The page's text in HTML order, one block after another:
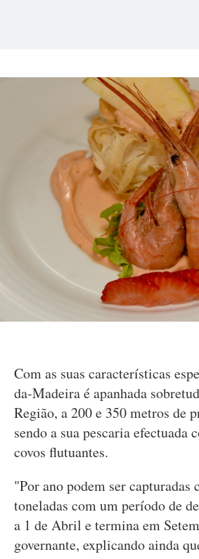
Com as suas características
da-Madeira é apanhada
Região, a 200 e 350 metros de
sendo a sua pescaria efectuada
covos flutuantes.
"Por ano podem ser capturadas
toneladas com um período de
a 1 de Abril e termina em
governante, explicando ainda